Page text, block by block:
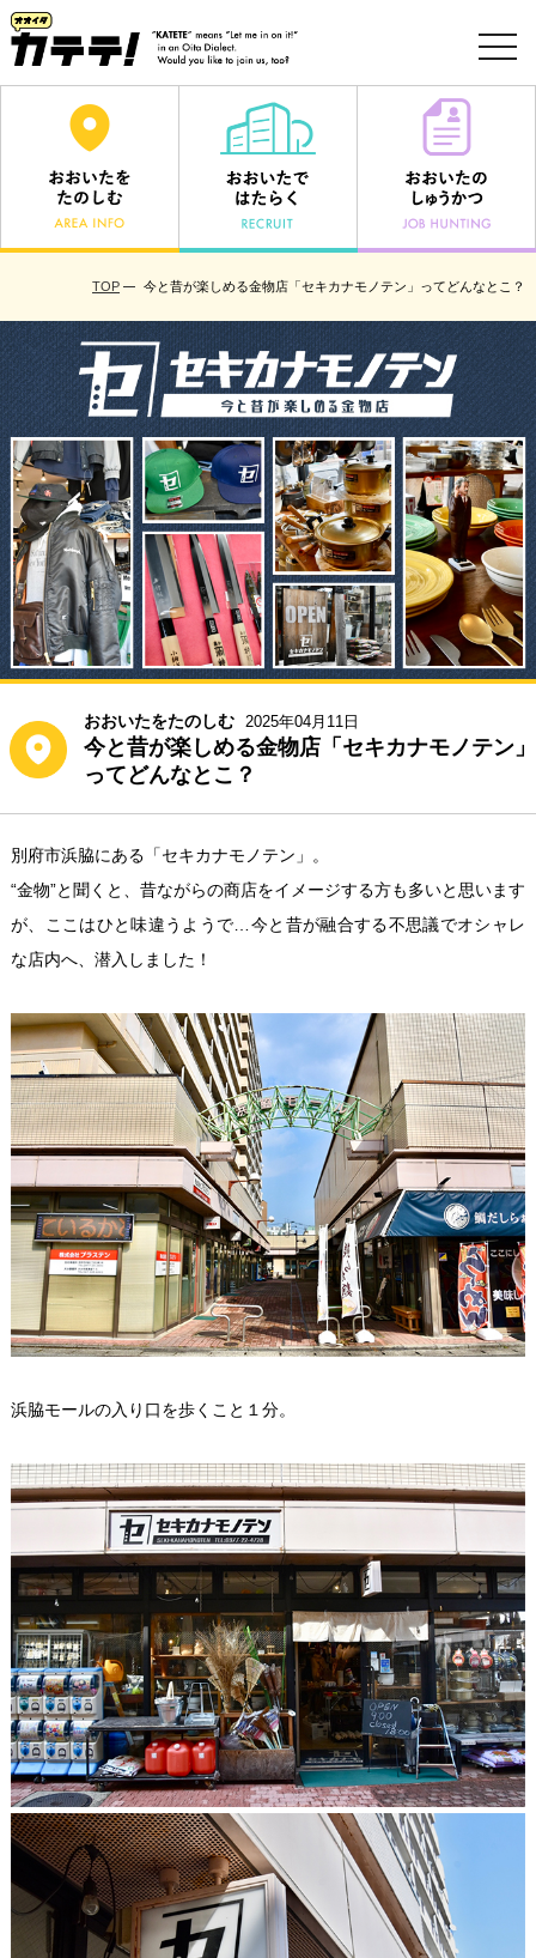
TOP 今と昔が楽しめる金物店「セキカナモノテン」ってどんなとこ？
おおいたをたのしむ 2025年04月11日
今と昔が楽しめる金物店「セキカナモノテン」
ってどんなとこ？
別府市浜脇にある「セキカナモノテン」。
“金物”と聞くと、昔ながらの商店をイメージする方も多いと思います
が、ここはひと味違うようで…今と昔が融合する不思議でオシャレ
な店内へ、潜入しました！
浜脇モールの入り口を歩くこと１分。